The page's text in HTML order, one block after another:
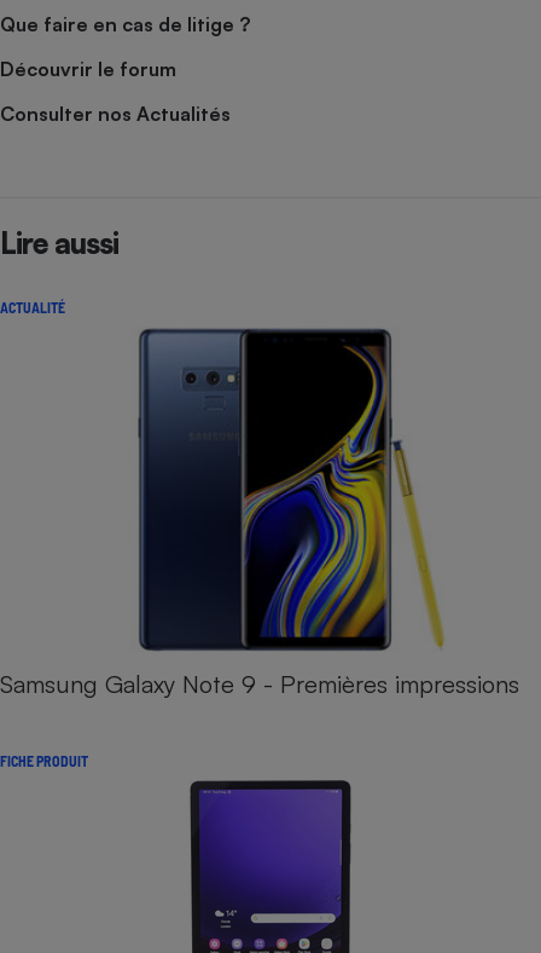
Que faire en cas de litige ?
Découvrir le forum
Consulter nos Actualités
Lire aussi
ACTUALITÉ
Samsung Galaxy Note 9 - Premières impressions
FICHE PRODUIT